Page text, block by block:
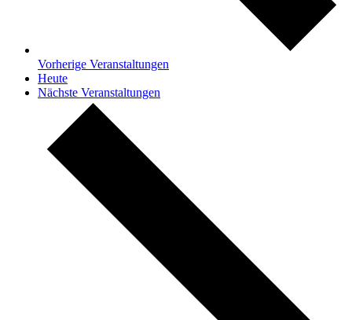
Vorherige Veranstaltungen
Heute
Nächste Veranstaltungen